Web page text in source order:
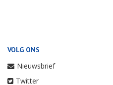
VOLG ONS
Nieuwsbrief
Twitter